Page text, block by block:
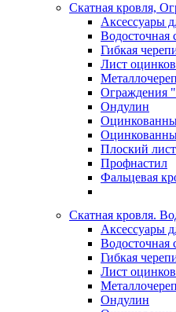
Скатная кровля,
Аксессуары
Водосточная
Гибкая
Лист
Ограждения
Ондулин
Плоский лист
Профнастил
Фальцевая
Скатная кровля.
Аксессуары
Водосточная
Гибкая
Лист
Ондулин